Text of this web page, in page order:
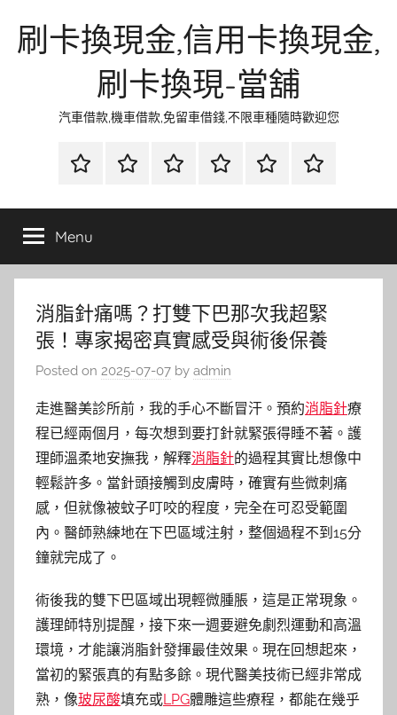
刷卡換現金,信用卡換現金,
刷卡換現-當舖
汽車借款,機車借款,免留車借錢,不限車種隨時歡迎您
首
當
金
網
資
流
時
環
清
聯
徵
Menu
消脂針痛嗎？打雙下巴那次我超緊
張！專家揭密真實感受與術後保養
Posted on 2025-07-07 by admin
走進醫美診所前，我的手心不斷冒汗。預約消脂針療
程已經兩個月，每次想到要打針就緊張得睡不著。護
理師溫柔地安撫我，解釋消脂針的過程其實比想像中
輕鬆許多。當針頭接觸到皮膚時，確實有些微刺痛
感，但就像被蚊子叮咬的程度，完全在可忍受範圍
內。醫師熟練地在下巴區域注射，整個過程不到15分
鐘就完成了。
術後我的雙下巴區域出現輕微腫脹，這是正常現象。
護理師特別提醒，接下來一週要避免劇烈運動和高溫
環境，才能讓消脂針發揮最佳效果。現在回想起來，
當初的緊張真的有點多餘。現代醫美技術已經非常成
熟，像玻尿酸填充或LPG體雕這些療程，都能在幾乎